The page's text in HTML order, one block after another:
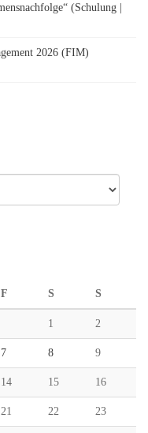
(Schulung |
2026 (FIM)
F S S
1 2
7 8 9
14 15 16
21 22 23